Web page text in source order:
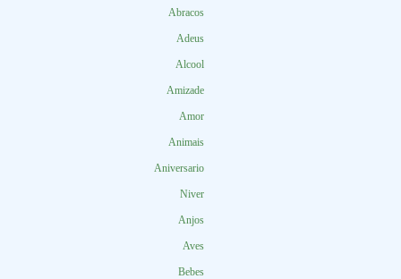
Abracos
Adeus
Alcool
Amizade
Amor
Animais
Aniversario
Niver
Anjos
Aves
Bebes